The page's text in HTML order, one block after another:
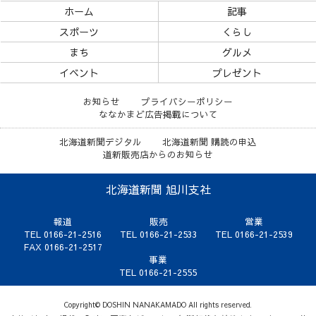
ホーム
記事
スポーツ
くらし
まち
グルメ
イベント
プレゼント
お知らせ
プライバシーポリシー
ななかまど広告掲載について
北海道新聞デジタル
北海道新聞 購読の申込
道新販売店からのお知らせ
北海道新聞 旭川支社
報道
TEL 0166-21-2516
FAX 0166-21-2517
販売
TEL 0166-21-2533
営業
TEL 0166-21-2539
事業
TEL 0166-21-2555
Copyright© DOSHIN NANAKAMADO All rights reserved.